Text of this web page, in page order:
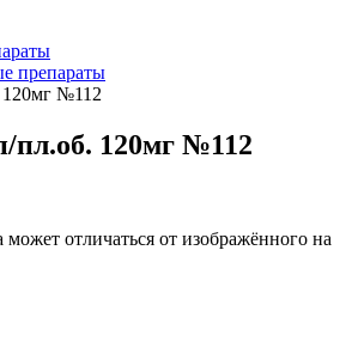
препараты
№112
пл.об. 120мг №112
отличаться от изображённого на